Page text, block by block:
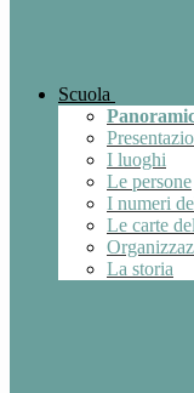
Scuola
I luoghi
Le persone
I numeri
Le carte
La storia